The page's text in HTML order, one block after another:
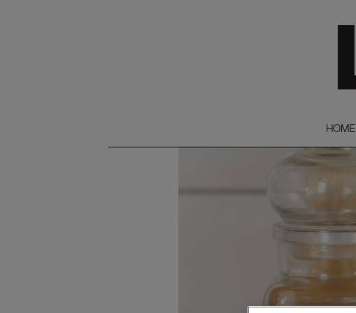
HOME
HOME